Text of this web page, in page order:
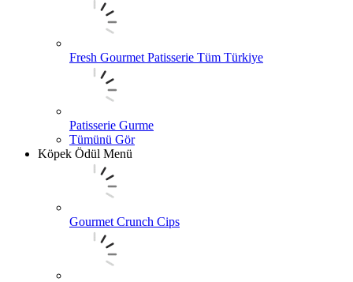
Fresh Gourmet Patisserie Tüm Türkiye
Patisserie Gurme
Tümünü Gör
Köpek Ödül Menü
Gourmet Crunch Cips